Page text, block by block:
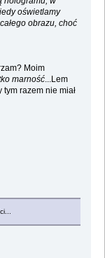
oświetlamy
obrazu, choć
Moim
marność...Lem
razem nie miał